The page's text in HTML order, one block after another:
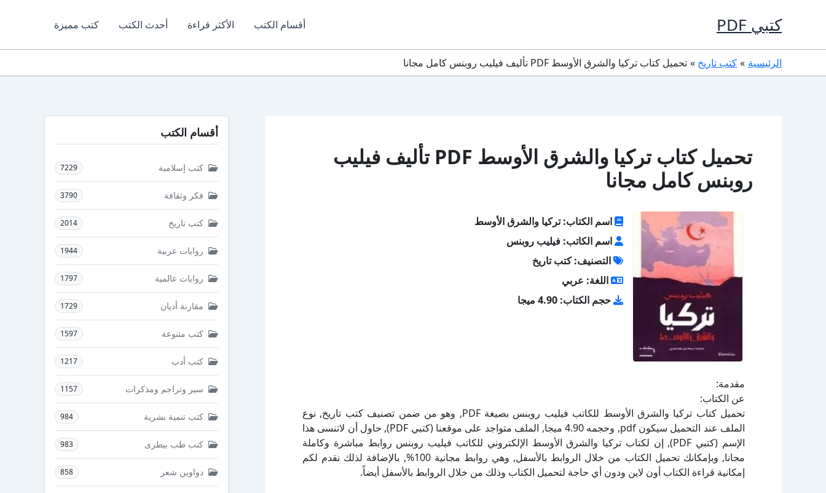
كتبي PDF أقسام الكتب الأكثر قراءة أحدث الكتب كتب مميزة
الرئيسية كتب تاريخ تحميل كتاب تركيا والشرق الأوسط PDF تأليف فيليب روبنس كامل مجانا
تحميل كتاب تركيا والشرق الأوسط PDF تأليف فيليب
روبنس كامل مجانا
اسم الكتاب: تركيا والشرق الأوسط
اسم الكاتب: فيليب روبنس
التصنيف: كتب تاريخ
اللغة: عربي
حجم الكتاب: 4.90 ميجا
مقدمة:
عن الكتاب:
تحميل كتاب تركيا والشرق الأوسط للكاتب فيليب روبنس بصيغة PDF, وهو من ضمن تصنيف كتب تاريخ, نوع
الملف عند التحميل سيكون pdf, وحجمه 4.90 ميجا, الملف متواجد على موقعنا (كتبي PDF), حاول أن لاتنسى هذا
الإسم (كتبي PDF), إن لكتاب تركيا والشرق الأوسط الإلكتروني للكاتب فيليب روبنس روابط مباشرة وكاملة
مجانا, وبإمكانك تحميل الكتاب من خلال الروابط بالأسفل, وهي روابط مجانية 100%, بالإضافة لذلك نقدم لكم
إمكانية قراءة الكتاب أون لاين ودون أي حاجة لتحميل الكتاب وذلك من خلال الروابط بالأسفل أيضاً.
أقسام الكتب
كتب إسلامية 7229
فكر وثقافة 3790
كتب تاريخ 2014
روايات عربية 1944
روايات عالمية 1797
مقارنة أديان 1729
كتب متنوعة 1597
كتب أدب 1217
سير وتراجم ومذكرات 1157
كتب تنمية بشرية 984
كتب طب بيطرى 983
دواوين شعر 858